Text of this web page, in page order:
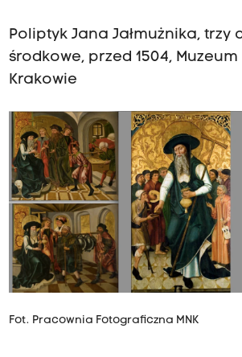
Poliptyk Jana Jałmużnika, trzy
środkowe, przed 1504,
Krakowie
Fot. Pracownia Fotograficzna MNK